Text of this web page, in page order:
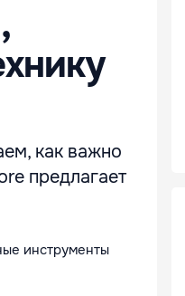
как важно
предлагает
инструменты